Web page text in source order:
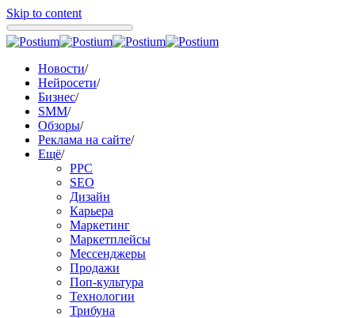
Skip to content
Новости/
Нейросети/
Бизнес/
SMM/
Обзоры/
Реклама на сайте/
Ещё/
PPC
SEO
Дизайн
Карьера
Маркетинг
Маркетплейсы
Мессенджеры
Продажи
Поп-культура
Технологии
Трибуна